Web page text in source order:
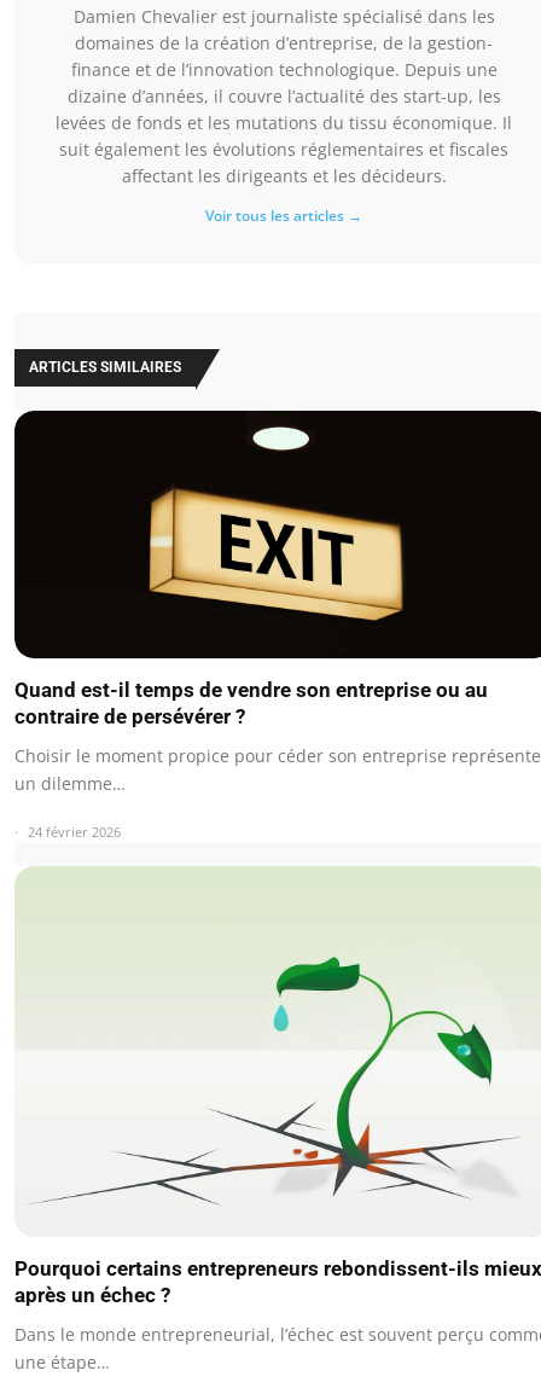
Damien Chevalier est journaliste spécialisé dans les
domaines de la création d’entreprise, de la gestion-
finance et de l’innovation technologique. Depuis une
dizaine d’années, il couvre l’actualité des start-up, les
levées de fonds et les mutations du tissu économique. Il
suit également les évolutions réglementaires et fiscales
affectant les dirigeants et les décideurs.
Voir tous les articles →
ARTICLES SIMILAIRES
Quand est-il temps de vendre son entreprise ou au
contraire de persévérer ?
Choisir le moment propice pour céder son entreprise représente
un dilemme…
24 février 2026
Pourquoi certains entrepreneurs rebondissent-ils mieux
après un échec ?
Dans le monde entrepreneurial, l’échec est souvent perçu
une étape…